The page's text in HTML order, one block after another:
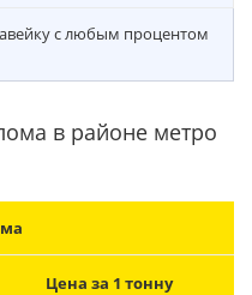
с любым процентом
в районе метро
Цена за 1 тонну